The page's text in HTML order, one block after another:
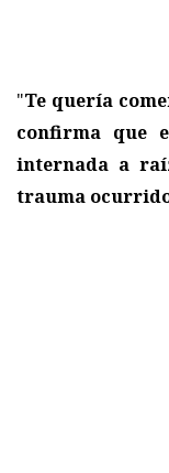
"Te quería
confirma que
internada a
trauma